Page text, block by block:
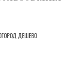
ДЕШЕВО